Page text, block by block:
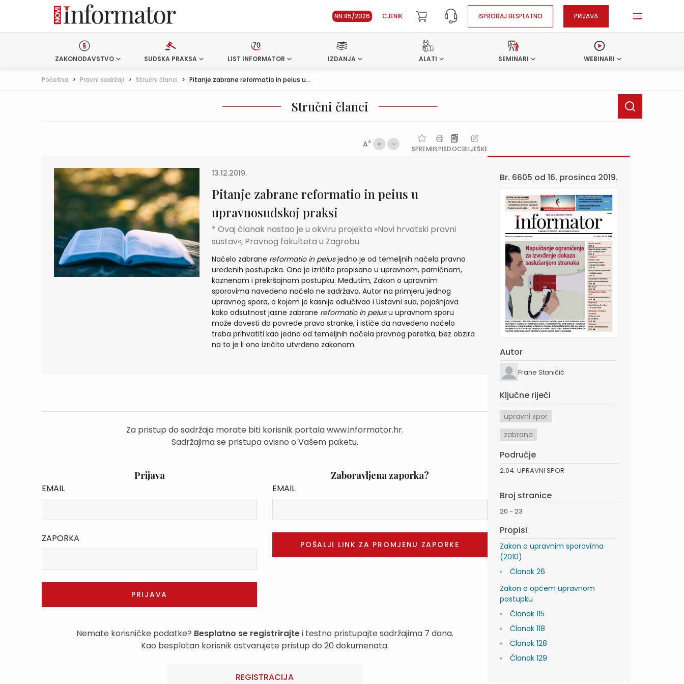
NN 85/2026 CJENIK ISPROBAJ BESPLATNO PRIJAVA
ZAKONODAVSTVO SUDSKA PRAKSA LIST INFORMATOR IZDANJA ALATI SEMINARI WEBINARI
Početna > Pravni sadržaji > Stručni članci > Pitanje zabrane reformatio in peius u...
Stručni članci
AA
SPREMIISPISDOCBILJEŠKE
13.12.2019.
Pitanje zabrane reformatio in peius u
upravnosudskoj praksi
* Ovaj članak nastao je u okviru projekta »Novi hrvatski pravni
sustav«, Pravnog fakulteta u Zagrebu.
Načelo zabrane reformatio in peiusjedno je od temeljnih načela pravno
uređenih postupaka. Ono je izričito propisano u upravnom, parničnom,
kaznenom i prekršajnom postupku. Međutim, Zakon o upravnim
sporovima navedeno načelo ne sadržava. Autor na primjeru jednog
upravnog spora, o kojem je kasnije odlučivao i Ustavni sud, pojašnjava
kako odsutnost jasne zabrane reformatio in peiusu upravnom sporu
može dovesti do povrede prava stranke, i ističe da navedeno načelo
treba prihvatiti kao jedno od temeljnih načela pravnog poretka, bez obzira
na to je li ono izričito utvrđeno zakonom.
Za pristup do sadržaja morate biti korisnik portala www.informator.hr.
Sadržajima se pristupa ovisno o Vašem paketu.
Prijava
EMAIL
ZAPORKA
Zaboravljena zaporka?
EMAIL
Nemate korisničke podatke? Besplatno se registrirajtei testno pristupajte sadržajima 7 dana.
Kao besplatan korisnik ostvarujete pristup do 20 dokumenata.
REGISTRACIJA
Br. 6605 od 16. prosinca 2019.
Autor
Frane Staničić
Ključne riječi
upravni spor
zabrana
Područje
2.04. UPRAVNI SPOR
Broj stranice
20 - 23
Propisi
Zakon o upravnim sporovima
(2010)
Članak 26
Zakon o općem upravnom
postupku
Članak 115
Članak 118
Članak 128
Članak 129